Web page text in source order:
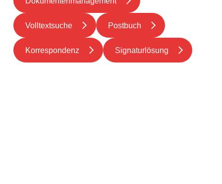
Volltextsuche Postbuch
Korrespondenz Signaturlösung